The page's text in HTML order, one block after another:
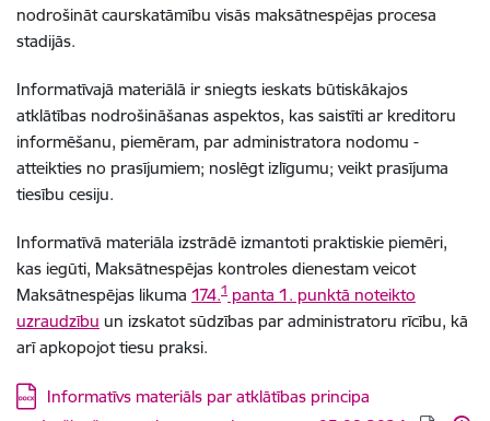
nodrošināt caurskatāmību visās maksātnespējas procesa
stadijās.
Informatīvajā materiālā ir sniegts ieskats būtiskākajos
atklātības nodrošināšanas aspektos, kas saistīti ar kreditoru
informēšanu, piemēram, par administratora nodomu -
atteikties no prasījumiem; noslēgt izlīgumu; veikt prasījuma
tiesību cesiju.
Informatīvā materiāla izstrādē izmantoti praktiskie piemēri,
kas iegūti, Maksātnespējas kontroles dienestam veicot
Maksātnespējas likuma 174.1 panta 1. punktā noteikto
uzraudzību un izskatot sūdzības par administratoru rīcību, kā
arī apkopojot tiesu praksi.
Lejupielādēt:
Informatīvs materiāls par atklātības principa